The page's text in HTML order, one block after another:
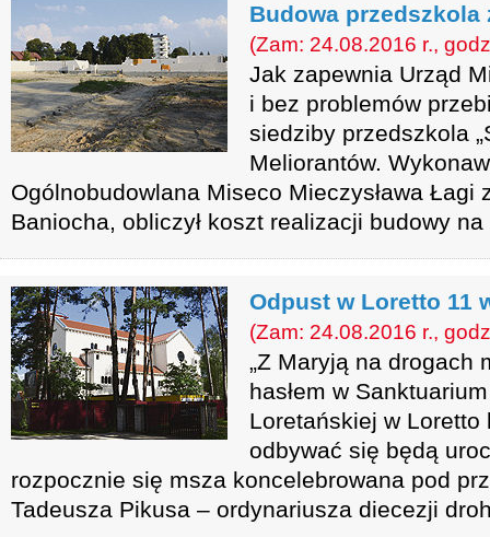
Budowa przedszkola
(Zam: 24.08.2016 r.,
Jak zapewnia Urząd
i bez problemów
siedziby przedszkola
Meliorantów.
Ogólnobudowlana Miseco Mieczysława Łagi
Baniocha, obliczył koszt realizacji budowy na
Odpust w Loretto 11
(Zam: 24.08.2016 r.,
„Z Maryją na drogach
hasłem w
Loretańskiej w Loretto
odbywać się będą
rozpocznie się msza koncelebrowana pod
Tadeusza Pikusa – ordynariusza diecezji